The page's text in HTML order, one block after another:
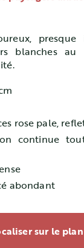
presque
blanches
rose pale,
continue
abondant
sur le plan